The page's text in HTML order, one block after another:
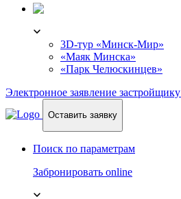
3D-тур «Минск-Мир»
«Маяк Минска»
«Парк Челюскинцев»
Электронное заявление застройщику
Оставить заявку
Поиск по параметрам
Забронировать online